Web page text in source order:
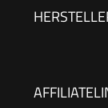
Set für